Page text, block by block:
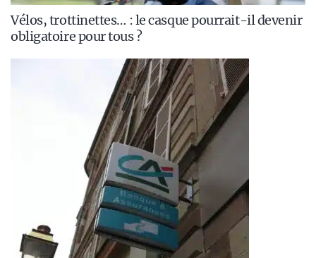
Vélos, trottinettes… : le casque pourrait-il devenir
obligatoire pour tous ?